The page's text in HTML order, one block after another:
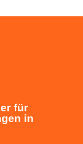
für
in